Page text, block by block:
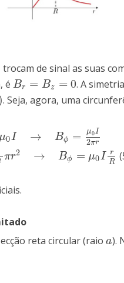
de sinal as suas
éBr = Bz = 0
Br= Bz =0
. A
. Seja, agora, uma
μ0I → Bϕ = μ0I
2πr
μ0I2
πr2 → Bϕ = μ0I
r
R
μ0Ir
reta circular (raio a
a).